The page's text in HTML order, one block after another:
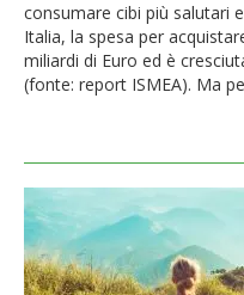
consumare cibi più salutari
Italia, la spesa per
miliardi di Euro ed è
(fonte: report ISMEA). Ma